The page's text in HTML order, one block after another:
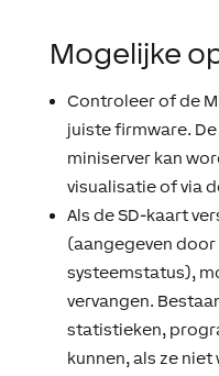
Mogelijke
Controleer of de
juiste firmware.
miniserver kan
visualisatie of via
Als de SD-kaart
(aangegeven
systeemstatus),
vervangen.
statistieken,
kunnen, als ze